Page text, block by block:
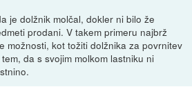
je dolžnik molčal, dokler ni bilo že
prodani. V takem primeru najbrž
možnosti, kot tožiti dolžnika za povrnitev
da s svojim molkom lastniku ni